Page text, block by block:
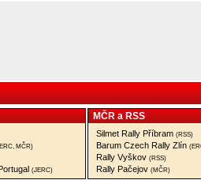
MČR)
(JERC)
MČR a RSS
Silmet Rally Příbram (RSS)
Barum Czech Rally Zlín
Rally Vyškov (RSS)
Rally Pačejov (MČR)